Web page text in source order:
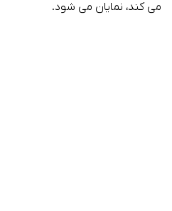
می کند، نمایان می شود.